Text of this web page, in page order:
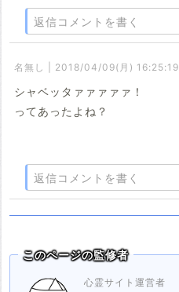
返信コメントを書く
名無し | 2018/04/09(月) 16:25:19
シャベッタァァァァァ！
ってあったよね？
返信コメントを書く
このページの監修者
心霊サイト運営者